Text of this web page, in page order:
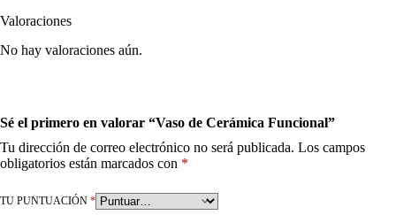
Valoraciones
No hay valoraciones aún.
Sé el primero en valorar “Vaso de Cerámica Funcional”
Tu dirección de correo electrónico no será publicada. Los campos
obligatorios están marcados con *
TU PUNTUACIÓN *